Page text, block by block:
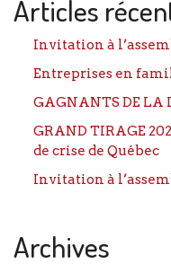
Articles
Invitation à
Entreprises en
GAGNANTS DE LA
GRAND TIRAGE
de crise de Québec
Invitation à
Archives